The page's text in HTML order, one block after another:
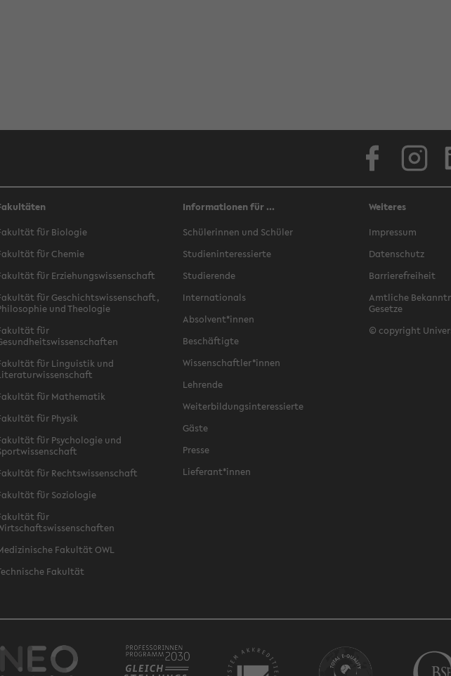
für Biologie
für Chemie
für Erziehungswissenschaft
für Geschichtswissenschaft,
und Theologie
für
für Linguistik und
für Mathematik
für Physik
für Psychologie und
für Rechtswissenschaft
für Soziologie
für
Fakultät OWL
Fakultät
Informationen für ...
Schülerinnen und Schüler
Studieninteressierte
Studierende
Internationals
Absolvent*innen
Beschäftigte
Wissenschaftler*innen
Lehrende
Weiterbildungsinteressierte
Gäste
Presse
Lieferant*innen
Weiteres
Impressum
Datenschutz
Barrierefreiheit
Amtliche
Gesetze
© copyright